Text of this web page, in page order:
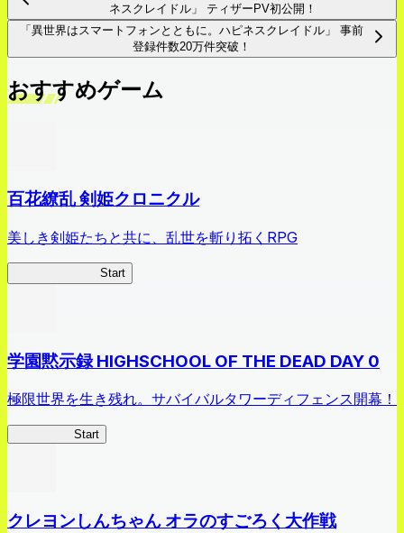
ネスクレイドル」 ティザーPV初公開！
「異世界はスマートフォンとともに。ハピネスクレイドル」 事前
登録件数20万件突破！
おすすめゲーム
百花繚乱 剣姫クロニクル
美しき剣姫たちと共に、乱世を斬り拓くRPG
Start
学園黙示録 HIGHSCHOOL OF THE DEAD DAY 0
極限世界を生き残れ。サバイバルタワーディフェンス開幕！
Start
クレヨンしんちゃん オラのすごろく大作戦